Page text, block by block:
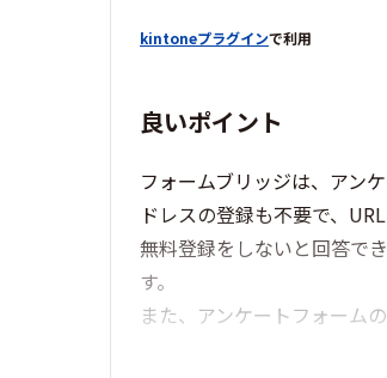
kintoneプラグインで利用
良いポイント
フォームブリッジは、アン
ドレスの登録も不要で、
無料登録をしないと回答で
す。
また、アンケートフォーム